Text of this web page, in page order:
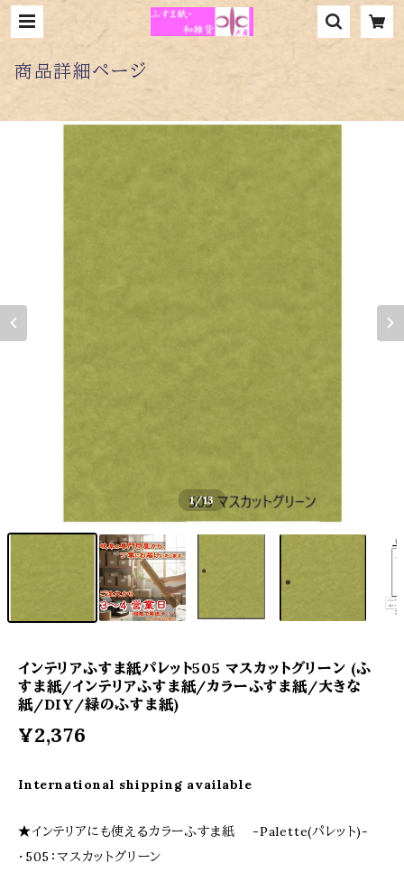
商品詳細ページ
1/13
インテリアふすま紙パレット505 マスカットグリーン (ふ
すま紙/インテリアふすま紙/カラーふすま紙/大きな
紙/DIY/緑のふすま紙)
¥2,376
International shipping available
★インテリアにも使えるカラーふすま紙 -Palette(パレット)-
・505：マスカットグリーン